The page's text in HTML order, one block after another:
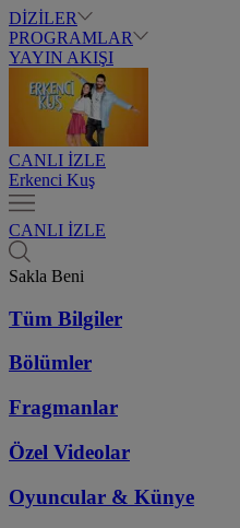
DİZİLER
PROGRAMLAR
YAYIN AKIŞI
CANLI İZLE
Erkenci Kuş
CANLI İZLE
Sakla Beni
Tüm Bilgiler
Bölümler
Fragmanlar
Özel Videolar
Oyuncular & Künye